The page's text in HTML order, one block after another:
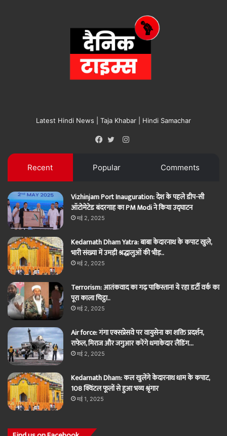
Latest Hindi News | Taja Khabar | Hindi Samachar
Instagram
Recent Popular Comments
Vizhinjam Port Inauguration: देश के पहले डीप-सी
ऑटोमेटेड बंदरगाह का PM Modi ने किया उद्घाटन
मई 2, 2025
Kedarnath Dham Yatra: बाबा केदारनाथ के कपाट खुले,
भारी संख्या में उमड़ी श्रद्धालुओं की भीड़..
मई 2, 2025
Terrorism: आतंकवाद का गढ़ पाकिस्तान! ये रहा डर्टी वर्क का
पूरा काला चिट्ठा..
मई 2, 2025
Air force: गंगा एक्सप्रेसवे पर वायुसेना का शक्ति प्रदर्शन,
राफेल, मिराज और जगुआर करेंगे धमाकेदार लैंडिंग…
मई 2, 2025
Kedarnath Dham: कल खुलेंगे केदारनाथ धाम के कपाट,
108 क्विंटल फूलों से हुआ भव्य श्रृंगार
मई 1, 2025